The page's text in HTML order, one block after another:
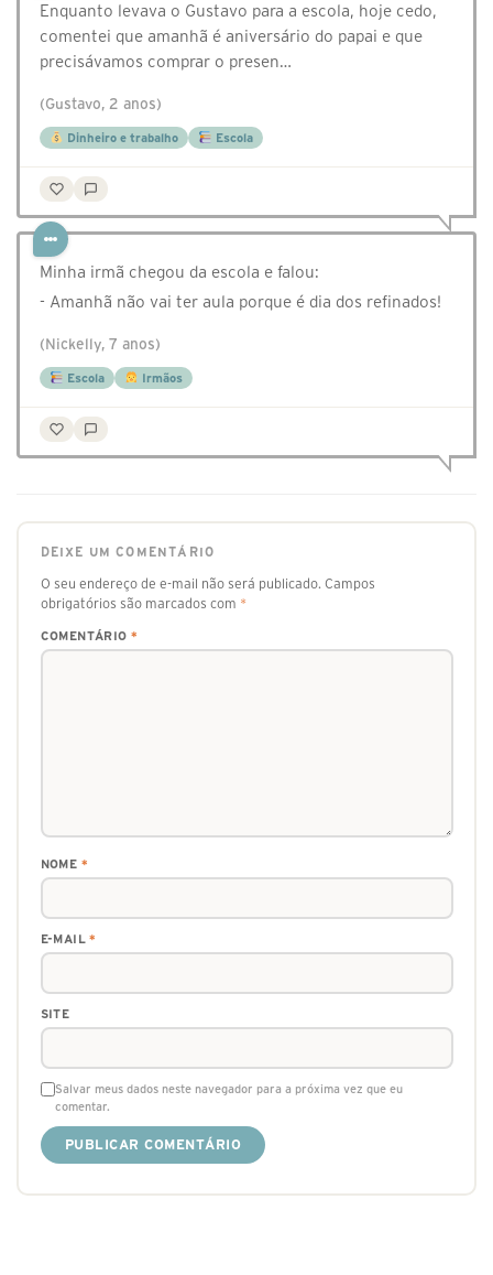
Enquanto levava o Gustavo para a escola, hoje cedo,
comentei que amanhã é aniversário do papai e que
precisávamos comprar o presen…
(Gustavo, 2 anos)
Dinheiro e trabalho Escola
Minha irmã chegou da escola e falou:
- Amanhã não vai ter aula porque é dia dos refinados!
(Nickelly, 7 anos)
Escola Irmãos
DEIXE UM COMENTÁRIO
O seu endereço de e-mail não será publicado. Campos
obrigatórios são marcados com *
COMENTÁRIO *
NOME *
E-MAIL*
SITE
Salvar meus dados neste navegador para a próxima vez que eu
comentar.